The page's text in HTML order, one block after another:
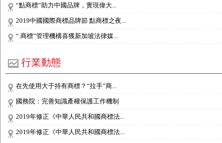
“點商標”助力中國品牌，實現偉大...
2019中國國際商標品牌節 點商標之夜...
“.商標”管理機構喜獲新加坡法律媒...
行業動態
在先使用大于持有商標？“拉手”商...
國務院：完善知識產權保護工作機制
2019年修正《中華人民共和國商標法...
2019年修正《中華人民共和國商標法...